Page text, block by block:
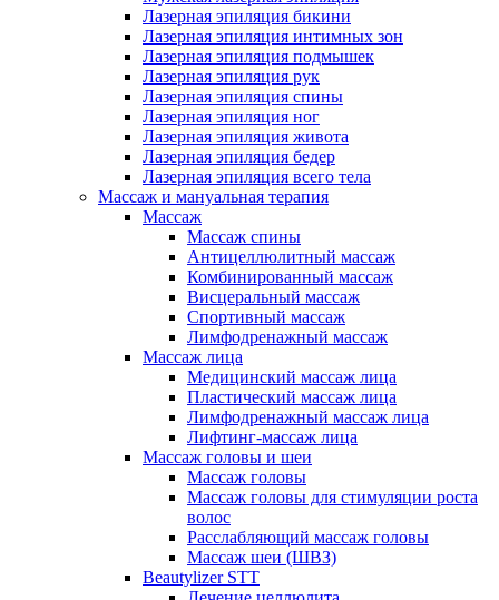
Лазерная эпиляция бикини
Лазерная эпиляция интимных зон
Лазерная эпиляция подмышек
Лазерная эпиляция рук
Лазерная эпиляция спины
Лазерная эпиляция ног
Лазерная эпиляция живота
Лазерная эпиляция бедер
Лазерная эпиляция всего тела
Массаж и мануальная терапия
Массаж
Массаж спины
Антицеллюлитный массаж
Комбинированный массаж
Висцеральный массаж
Спортивный массаж
Лимфодренажный массаж
Массаж лица
Медицинский массаж лица
Пластический массаж лица
Лимфодренажный массаж лица
Лифтинг-массаж лица
Массаж головы и шеи
Массаж головы
Массаж головы для стимуляции роста
волос
Расслабляющий массаж головы
Массаж шеи (ШВЗ)
Beautylizer STT